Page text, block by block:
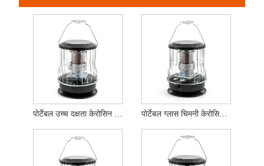
पोर्टेबल ग्लास चिमनी केरोसिन हीटर